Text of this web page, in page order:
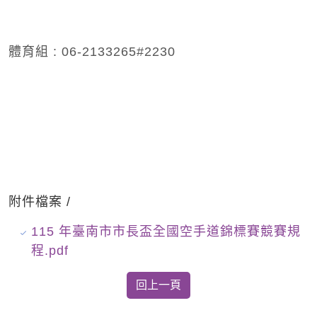
體育組 : 06-2133265#2230
附件檔案 /
115 年臺南市市長盃全國空手道錦標賽競賽規
程.pdf